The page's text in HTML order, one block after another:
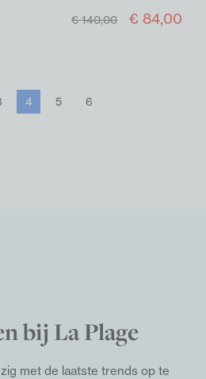
€ 140,00 € 84,00
4 5 6
bij La Plage
met de laatste trends op te